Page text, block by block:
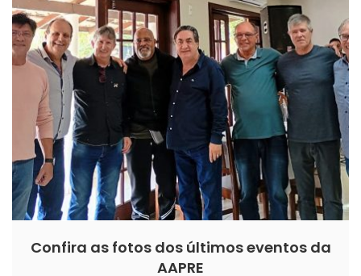
Confira as fotos dos últimos eventos da
AAPRE